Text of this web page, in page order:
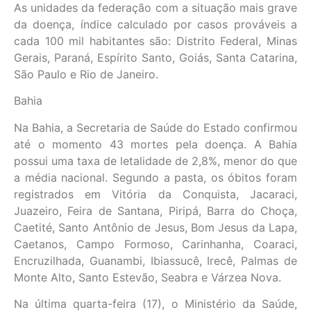
As unidades da federação com a situação mais grave
da doença, índice calculado por casos prováveis a
cada 100 mil habitantes são: Distrito Federal, Minas
Gerais, Paraná, Espírito Santo, Goiás, Santa Catarina,
São Paulo e Rio de Janeiro.
Bahia
Na Bahia, a Secretaria de Saúde do Estado confirmou
até o momento 43 mortes pela doença. A Bahia
possui uma taxa de letalidade de 2,8%, menor do que
a média nacional. Segundo a pasta, os óbitos foram
registrados em Vitória da Conquista, Jacaraci,
Juazeiro, Feira de Santana, Piripá, Barra do Choça,
Caetité, Santo Antônio de Jesus, Bom Jesus da Lapa,
Caetanos, Campo Formoso, Carinhanha, Coaraci,
Encruzilhada, Guanambi, Ibiassucê, Irecê, Palmas de
Monte Alto, Santo Estevão, Seabra e Várzea Nova.
Na última quarta-feira (17), o Ministério da Saúde,